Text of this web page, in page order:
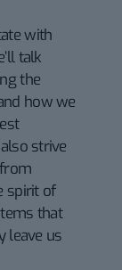
with
talk
the
how we
strive
spirit of
that
leave us